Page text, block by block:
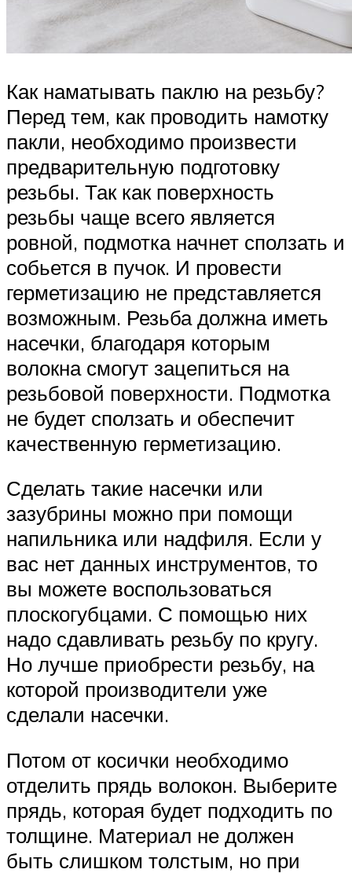
Как наматывать паклю на резьбу?
Перед тем, как проводить намотку
пакли, необходимо произвести
предварительную подготовку
резьбы. Так как поверхность
резьбы чаще всего является
ровной, подмотка начнет сползать и
собьется в пучок. И провести
герметизацию не представляется
возможным. Резьба должна иметь
насечки, благодаря которым
волокна смогут зацепиться на
резьбовой поверхности. Подмотка
не будет сползать и обеспечит
качественную герметизацию.
Сделать такие насечки или
зазубрины можно при помощи
напильника или надфиля. Если у
вас нет данных инструментов, то
вы можете воспользоваться
плоскогубцами. С помощью них
надо сдавливать резьбу по кругу.
Но лучше приобрести резьбу, на
которой производители уже
сделали насечки.
Потом от косички необходимо
отделить прядь волокон. Выберите
прядь, которая будет подходить по
толщине. Материал не должен
быть слишком толстым, но при